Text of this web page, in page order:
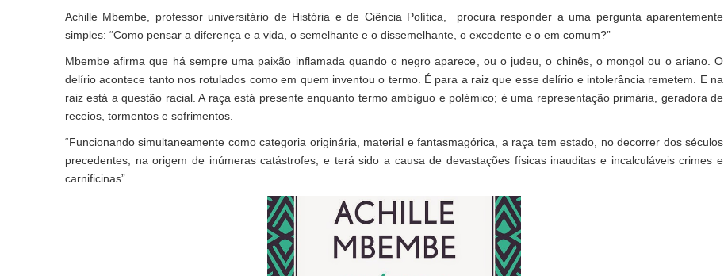
Achille Mbembe, professor universitário de História e de Ciência Política, procura responder a uma pergunta aparentemente
simples: “Como pensar a diferença e a vida, o semelhante e o dissemelhante, o excedente e o em comum?”
Mbembe afirma que há sempre uma paixão inflamada quando o negro aparece, ou o judeu, o chinês, o mongol ou o ariano. O
delírio acontece tanto nos rotulados como em quem inventou o termo. É para a raiz que esse delírio e intolerância remetem. E na
raiz está a questão racial. A raça está presente enquanto termo ambíguo e polémico; é uma representação primária, geradora de
receios, tormentos e sofrimentos.
“Funcionando simultaneamente como categoria originária, material e fantasmagórica, a raça tem estado, no decorrer dos séculos
precedentes, na origem de inúmeras catástrofes, e terá sido a causa de devastações físicas inauditas e incalculáveis crimes e
carnificinas”.